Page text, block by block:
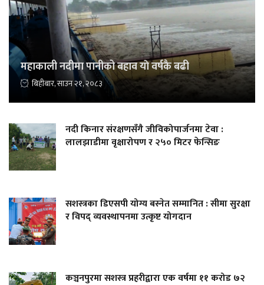
महाकाली नदीमा पानीको बहाव याे वर्षकै बढी
बिहीबार, साउन २१, २०८३
नदी किनार संरक्षणसँगै जीविकोपार्जनमा टेवा :
लालझाडीमा वृक्षारोपण र २५० मिटर फेन्सिङ
सशस्त्रका डिएसपी योग्य बस्नेत सम्मानित : सीमा सुरक्षा
र विपद् व्यवस्थापनमा उत्कृष्ट योगदान
कञ्चनपुरमा सशस्त्र प्रहरीद्वारा एक वर्षमा ११ करोड ७२